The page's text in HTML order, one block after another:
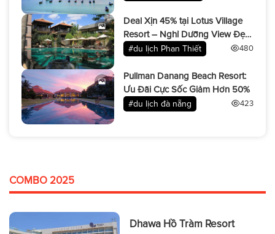
Deal Xịn 45% tại Lotus Village
Resort – Nghỉ Dưỡng View Đẹp
Miễn Bàn!
#du lịch Phan Thiết 480
Pullman Danang Beach Resort:
Ưu Đãi Cực Sốc Giảm Hơn 50%
#du lịch đà nẵng 423
COMBO 2025
Dhawa Hồ Tràm Resort